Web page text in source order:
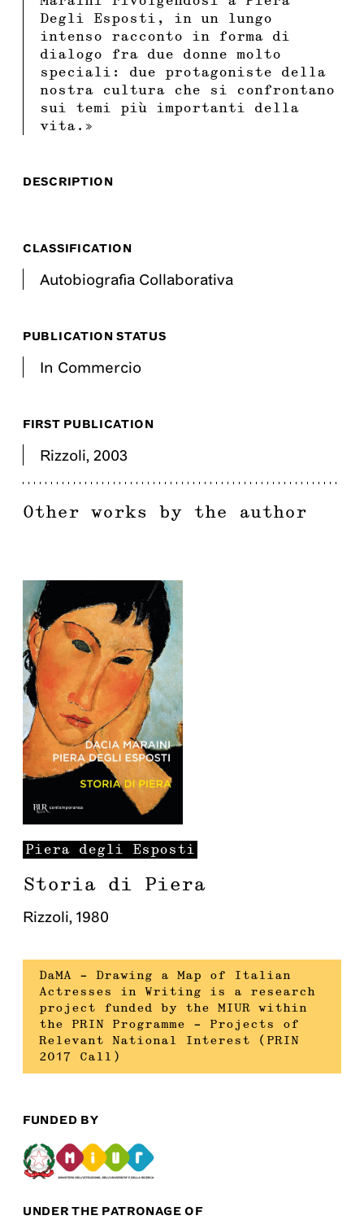
Degli Esposti, in un lungo
intenso racconto in forma di
dialogo fra due donne molto
speciali: due protagoniste della
nostra cultura che si confrontano
sui temi più importanti della
vita.»
DESCRIPTION
CLASSIFICATION
Autobiografia Collaborativa
PUBLICATION STATUS
In Commercio
FIRST PUBLICATION
Rizzoli, 2003
Other works by the author
Piera degli Esposti
Storia di Piera
Rizzoli, 1980
DaMA – Drawing a Map of Italian
Actresses in Writing is a research
project funded by the MIUR within
the PRIN Programme – Projects of
Relevant National Interest (PRIN
2017 Call)
FUNDED BY
UNDER THE PATRONAGE OF